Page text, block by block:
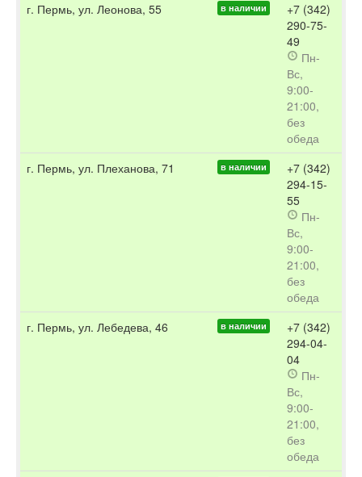
г. Пермь, ул. Леонова, 55 в наличии
+7 (342)
290-75-
49
Пн-
Вс,
9:00-
21:00,
без
обеда
г. Пермь, ул. Плеханова, 71
в наличии
+7 (342)
294-15-
55
Пн-
Вс,
9:00-
21:00,
без
обеда
г. Пермь, ул. Лебедева, 46
в наличии
+7 (342)
294-04-
04
Пн-
Вс,
9:00-
21:00,
без
обеда